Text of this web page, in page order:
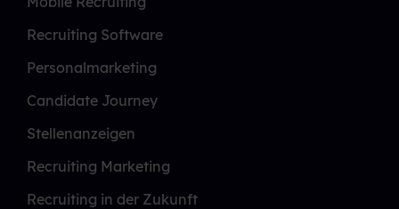
Recruiting Software
Personalmarketing
Candidate Journey
Stellenanzeigen
Recruiting Marketing
Recruiting in der Zukunft